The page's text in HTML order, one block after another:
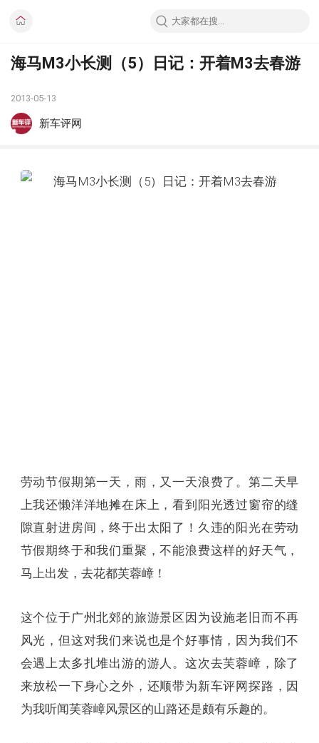
海马M3小长测（5）日记：开着M3去春游
2013-05-13
新车评网
劳动节假期第一天，雨，又一天浪费了。第二天早
上我还懒洋洋地摊在床上，看到阳光透过窗帘的缝
隙直射进房间，终于出太阳了！久违的阳光在劳动
节假期终于和我们重聚，不能浪费这样的好天气，
马上出发，去花都芙蓉嶂！
这个位于广州北郊的旅游景区因为设施老旧而不再
风光，但这对我们来说也是个好事情，因为我们不
会遇上太多扎堆出游的游人。这次去芙蓉嶂，除了
来放松一下身心之外，还顺带为新车评网探路，因
为我听闻芙蓉嶂风景区的山路还是颇有乐趣的。